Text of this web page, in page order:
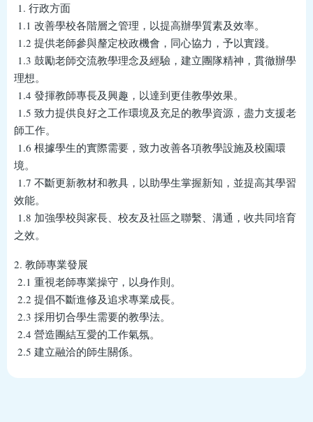
1. 行政方面
1.1 改善學校各階層之管理，以提高辦學質素及效率。
1.2 提供老師參與釐定校政機會，同心協力，予以實踐。
1.3 鼓勵老師交流教學理念及經驗，建立團隊精神，貫徹辦學
理想。
1.4 發揮教師專長及興趣，以達到更佳教學效果。
1.5 致力提供良好之工作環境及充足的教學資源，盡力支援老
師工作。
1.6 根據學生的實際需要，致力改善各項教學設施及校園環
境。
1.7 不斷更新教材和教具，以助學生掌握新知，並提高其學習
效能。
1.8 加強學校與家長、校友及社區之聯繫、溝通，收共同培育
之效。
2. 教師專業發展
2.1 重視老師專業操守，以身作則。
2.2 提倡不斷進修及追求專業成長。
2.3 採用切合學生需要的教學法。
2.4 營造團結互愛的工作氣氛。
2.5 建立融洽的師生關係。